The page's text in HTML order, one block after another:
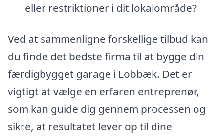
eller restriktioner i dit lokalområde?
Ved at sammenligne forskellige tilbud kan
du finde det bedste firma til at bygge din
færdigbygget garage i Lobbæk. Det er
vigtigt at vælge en erfaren entreprenør,
som kan guide dig gennem processen og
sikre, at resultatet lever op til dine